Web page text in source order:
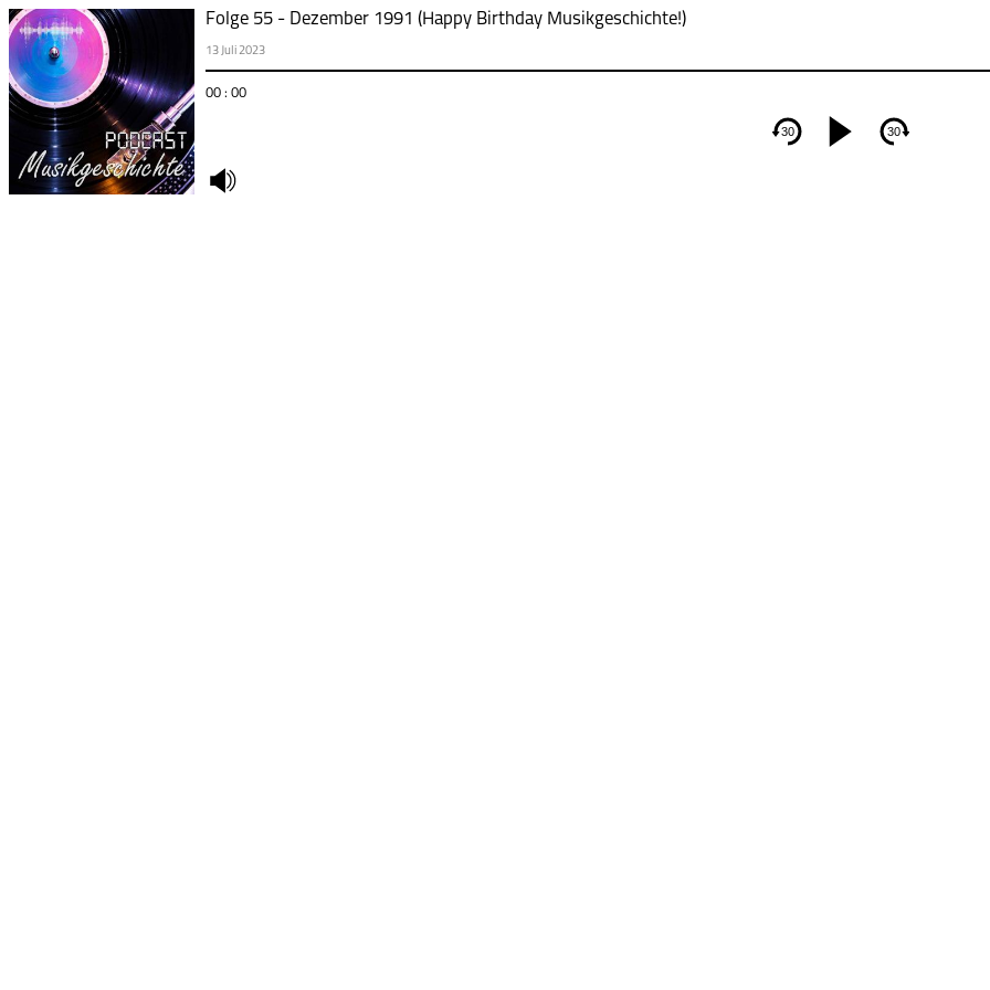
Folge 55 - Dezember 1991 (Happy Birthday Musikgeschichte!)
13 Juli 2023
00 : 00
30 30